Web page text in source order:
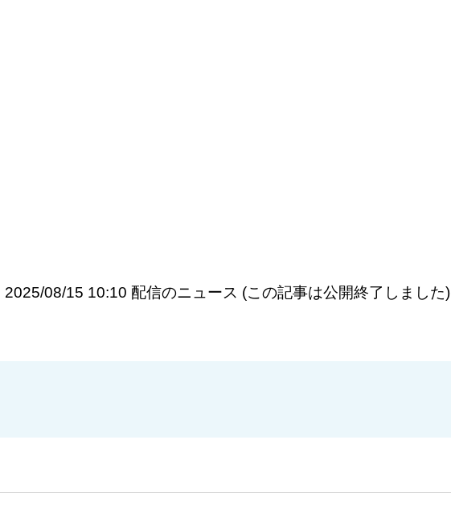
2025/08/15 10:10 配信のニュース (この記事は公開終了しました)